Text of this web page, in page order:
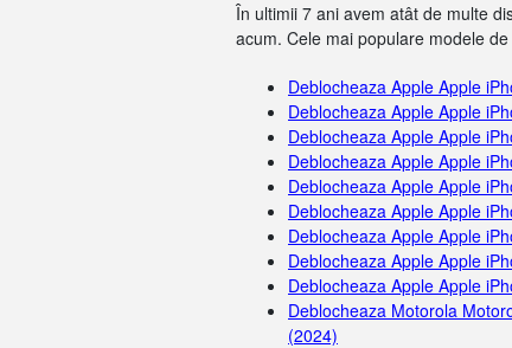
În ultimii 7 ani avem atât de multe
acum. Cele mai populare modele
Deblocheaza Apple Apple
Deblocheaza Apple Apple
Deblocheaza Apple Apple
Deblocheaza Apple Apple
Deblocheaza Apple Apple
Deblocheaza Apple Apple
Deblocheaza Apple Apple
Deblocheaza Apple Apple
Deblocheaza Apple Apple
Deblocheaza Motorola
(2024)